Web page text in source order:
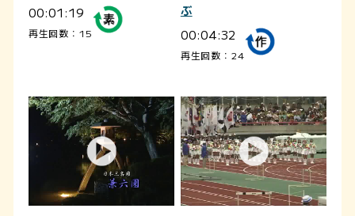
00:01:19
再生回数：15
ぶ
00:04:32
再生回数：24